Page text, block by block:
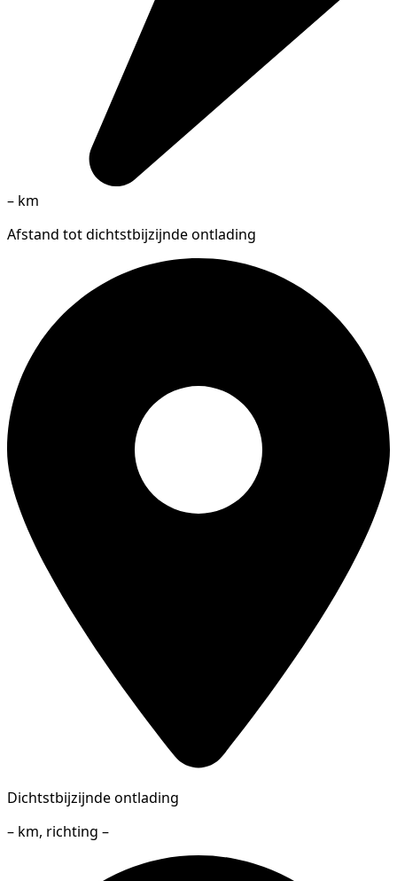
– km
Afstand tot dichtstbijzijnde ontlading
Dichtstbijzijnde ontlading
– km, richting –